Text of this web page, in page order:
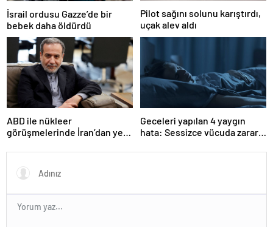
İsrail ordusu Gazze’de bir
bebek daha öldürdü
Pilot sağını solunu karıştırdı,
uçak alev aldı
ABD ile nükleer
görüşmelerinde İran’dan yeni
Geceleri yapılan 4 yaygın
hata: Sessizce vücuda zarar